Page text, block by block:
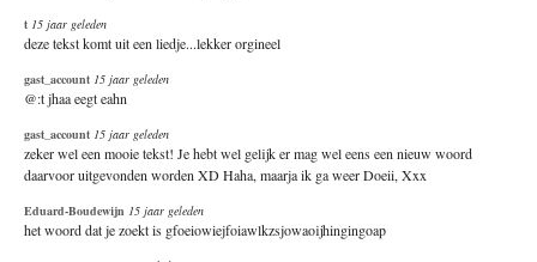
t 15 jaar geleden
deze tekst komt uit een liedje...lekker orgineel
gast_account 15 jaar geleden
@:t jhaa eegt eahn
gast_account 15 jaar geleden
zeker wel een mooie tekst! Je hebt wel gelijk er mag wel eens een nieuw woord
daarvoor uitgevonden worden XD Haha, maarja ik ga weer Doeii, Xxx
Eduard-Boudewijn 15 jaar geleden
het woord dat je zoekt is gfoeiowiejfoiawlkzsjowaoijhingingoap